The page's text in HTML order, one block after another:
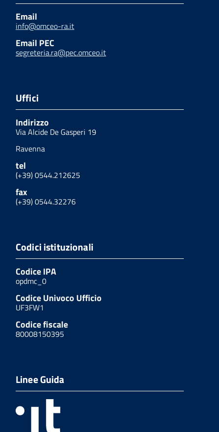
Email
info@omceo-ra.it
Email PEC
segreteria.ra@pec.omceo.it
Uffici
Indirizzo
Via Alcide De Gasperi 19
Ravenna
tel
(+39) 0544.212625
fax
(+39) 0544.32276
Codici istituzionali
Codice IPA
opdmc_0
Codice Univoco Ufficio
UF3FW1
Codice fiscale
80008150395
Linee Guida